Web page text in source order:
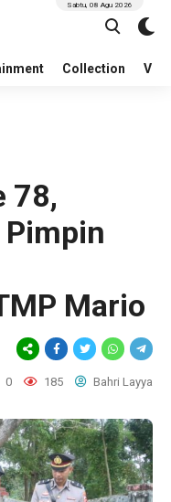
Collection
Sabtu, 08 Agu 2026
78,
Pimpin
Mario
0 185 Bahri Layya